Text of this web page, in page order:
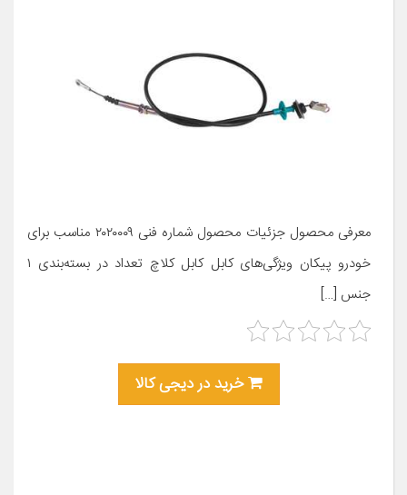
معرفی محصول جزئیات محصول شماره فنی ۲۰۲۰۰۰۹ مناسب برای
خودرو پیکان ویژگی‌های کابل کابل کلاچ تعداد در بسته‌بندی ۱
جنس […]
خرید در دیجی کالا